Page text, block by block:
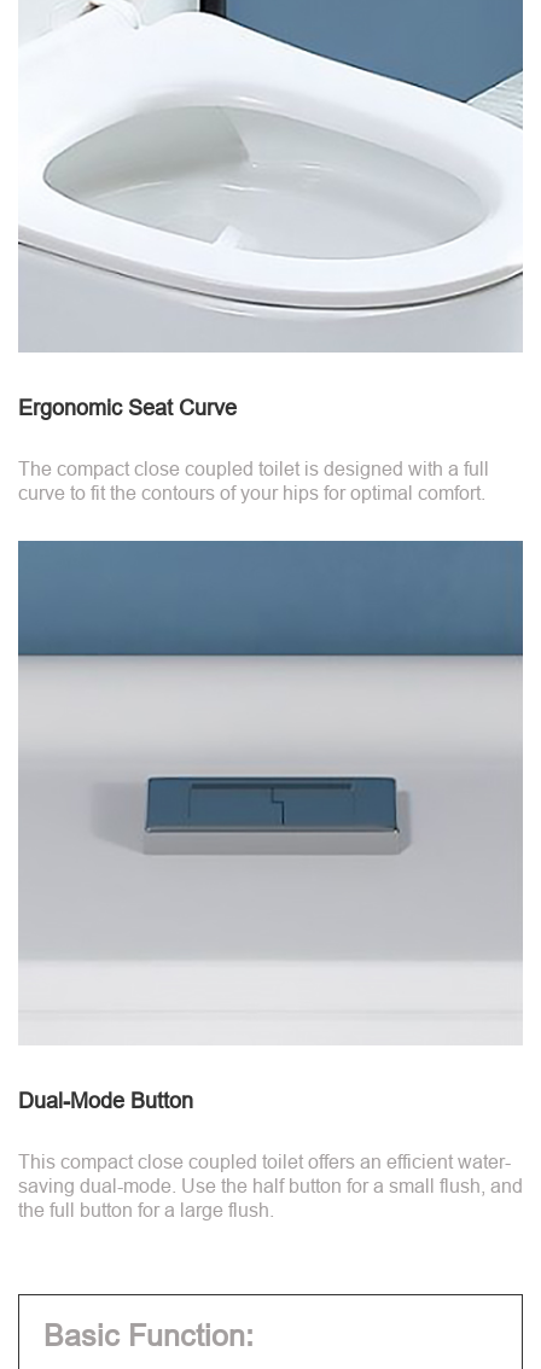
Ergonomic Seat Curve
The compact close coupled toilet is designed with a full
curve to fit the contours of your hips for optimal comfort.
Dual-Mode Button
This compact close coupled toilet offers an efficient water-
saving dual-mode. Use the half button for a small flush, and
the full button for a large flush.
Basic Function: